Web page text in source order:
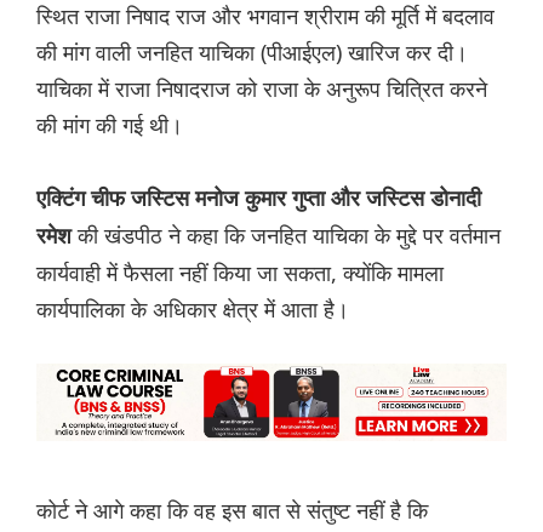
स्थित राजा निषाद राज और भगवान श्रीराम की मूर्ति में बदलाव
की मांग वाली जनहित याचिका (पीआईएल) खारिज कर दी।
याचिका में राजा निषादराज को राजा के अनुरूप चित्रित करने
की मांग की गई थी।
एक्टिंग चीफ जस्टिस मनोज कुमार गुप्ता और जस्टिस डोनादी
रमेशकी खंडपीठ ने कहा कि जनहित याचिका के मुद्दे पर वर्तमान
कार्यवाही में फैसला नहीं किया जा सकता, क्योंकि मामला
कार्यपालिका के अधिकार क्षेत्र में आता है।
कोर्ट ने आगे कहा कि वह इस बात से संतुष्ट नहीं है कि